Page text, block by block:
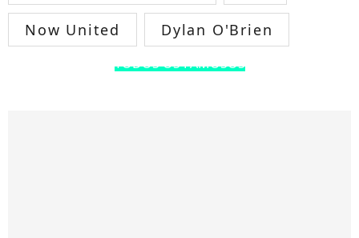
Now United Dylan O'Brien
TODOS OS FAMOSOS